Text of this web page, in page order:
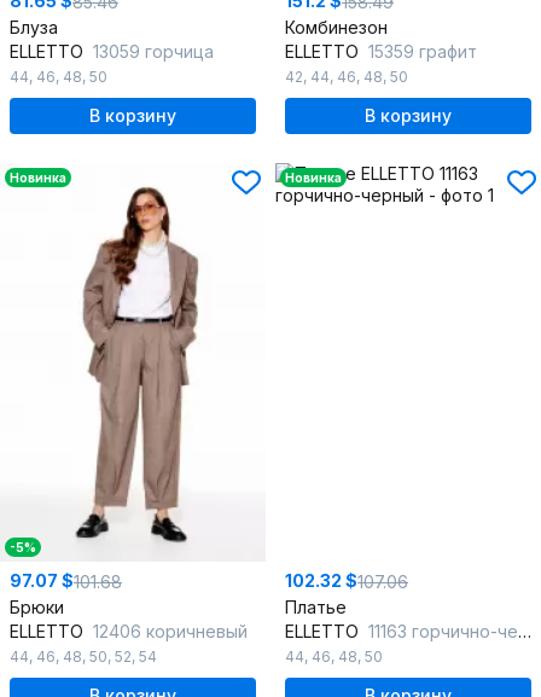
Блуза
ELLETTO 13059 горчица
44, 46, 48, 50
В корзину
Комбинезон
ELLETTO 15359 графит
42, 44, 46, 48, 50
В корзину
Новинка
-5%
97.07 $101.68
Брюки
ELLETTO 12406 коричневый
44, 46, 48, 50, 52, 54
Новинка
102.32 $107.06
Платье
ELLETTO 11163 горчично-черный
44, 46, 48, 50